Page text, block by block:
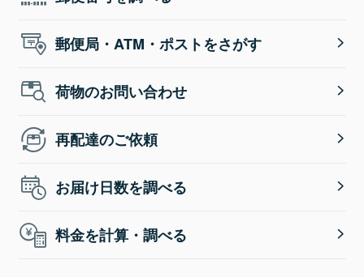
郵便局・ATM・ポストをさがす
荷物のお問い合わせ
再配達のご依頼
お届け日数を調べる
料金を計算・調べる